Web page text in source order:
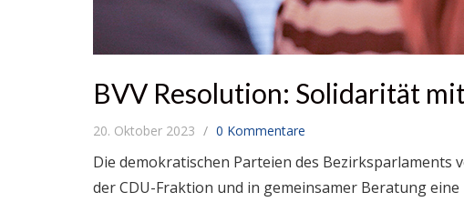
BVV Resolution: Solidarität
20. Oktober 2023 0 Kommentare
Die demokratischen Parteien des
der CDU-Fraktion und in gemeinsamer Beratung